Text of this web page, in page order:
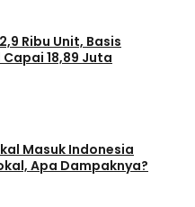
Ribu Unit, Basis
18,89 Juta
Masuk Indonesia
Apa Dampaknya?